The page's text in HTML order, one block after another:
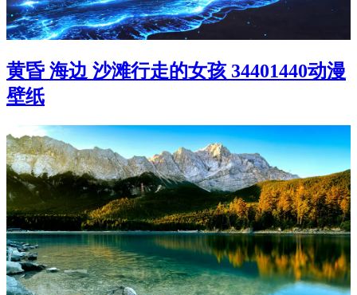
黄昏 海边 沙滩行走的女孩 34401440动漫
壁纸